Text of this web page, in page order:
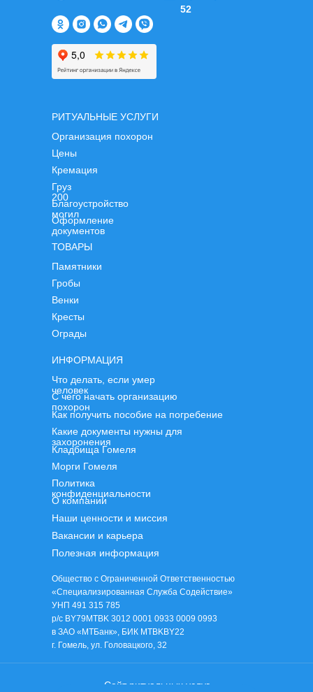
Общество с Ограниченной Ответственностью
«Специализированная Служба Содействие»
УНП 491 315 785
р/с BY79MTBK 3012 0001 0933 0009 0993
в ЗАО «МТБанк», БИК MTBKBY22
г. Гомель, ул. Головацкого, 32
Сайт ритуальных услуг
РИТУАЛЬНЫЕ УСЛУГИ
ТОВАРЫ
ИНФОРМАЦИЯ
Организация похорон
Цены
Кремация
Груз
200
Благоустройство
могил
Оформление
документов
Памятники
Гробы
Венки
Кресты
Ограды
Что делать, если умер
человек
С чего начать организацию
похорон
Какие документы нужны для
захоронения
Как получить пособие на погребение
Морги Гомеля
Кладбища Гомеля
52
Политика
конфиденциальности
О компании
Наши ценности и миссия
Вакансии и карьера
Полезная информация